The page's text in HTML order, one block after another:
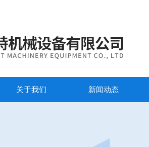
关于我们 新闻动态